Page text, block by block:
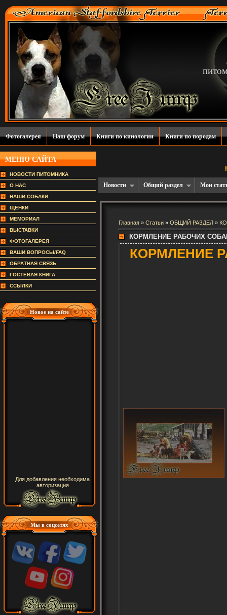
Фотогалерея Наш форум Книги по кинологии Книги по породам
МЕНЮ САЙТА
НОВОСТИ ПИТОМНИКА
О НАС
НАШИ СОБАКИ
ЩЕНКИ
МЕМОРИАЛ
ВЫСТАВКИ
ФОТОГАЛЕРЕЯ
ВАШИ ВОПРОСЫ/FAQ
ОБРАТНАЯ СВЯЗЬ
ГОСТЕВАЯ КНИГА
ССЫЛКИ
Новое на сайте
Для добавления необходима
авторизация
Мы в соцсетях
Новости Общий раздел Мои
Главная » Статьи » ОБЩИЙ РАЗДЕЛ »
КОРМЛЕНИЕ РАБОЧИХ
КОРМЛЕНИЕ